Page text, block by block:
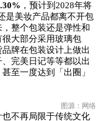
，预计到2028年将
是美妆产品都离不开包
整个包装还是弹性和
大部分采用玻璃包
牌在包装设计上做出
完美日记等等都以出
至一度达到「出圈」
图源：网络
不再局限于传统文化